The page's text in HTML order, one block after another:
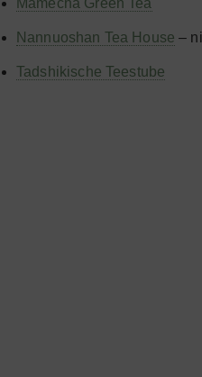
Nannuoshan Tea House –
Tadshikische Teestube